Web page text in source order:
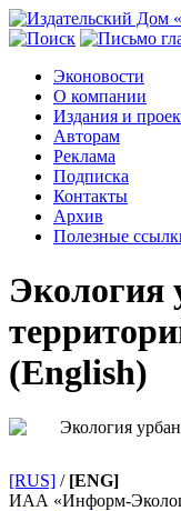
Эконовости
О компании
Издания и
Авторам
Реклама
Подписка
Контакты
Архив
Полезные
Экология
(English)
[RUS] / [ENG]
ИАА «Информ-